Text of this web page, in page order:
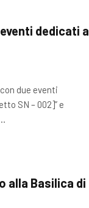
dedicati a
due eventi
SN – 002]” e
alla Basilica di